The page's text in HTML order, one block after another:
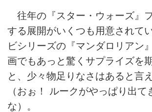
往年の『スター・ウォーズ』
する展開がいくつも用意されて
ビシリーズの『マンダロリアン
画でもあっと驚くサプライズを
と、少々物足りなさはあると言
（おぉ！ ルークがやっぱり出て
な）。